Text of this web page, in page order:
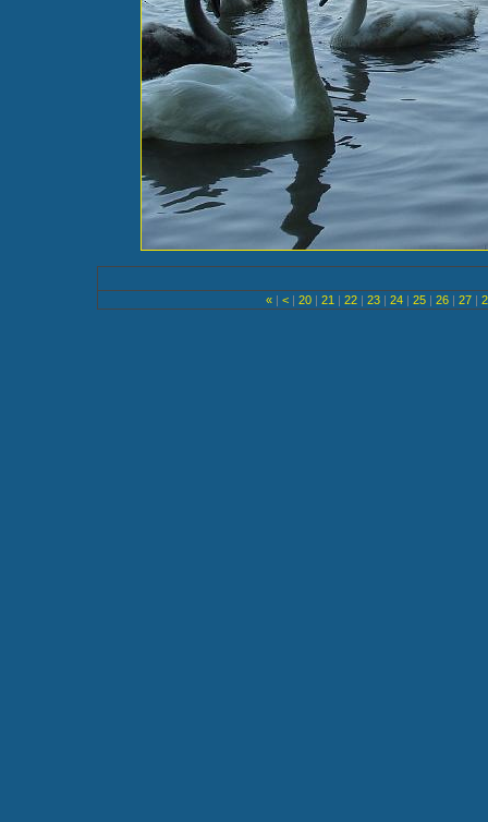
« | < | 20 | 21 | 22 | 23 | 24 | 25 | 26 | 27 |